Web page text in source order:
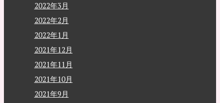
2022年3月
2022年2月
2022年1月
2021年12月
2021年11月
2021年10月
2021年9月